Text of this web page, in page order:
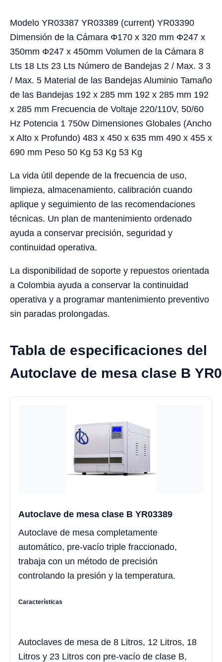
Modelo YR03387 YR03389 (current) YR03390
Dimensión de la Cámara Φ170 x 320 mm Φ247 x
350mm Φ247 x 450mm Volumen de la Cámara 8
Lts 18 Lts 23 Lts Número de Bandejas 2 / Max. 3 3
/ Max. 5 Material de las Bandejas Aluminio Tamaño
de las Bandejas 192 x 285 mm 192 x 285 mm 192
x 285 mm Frecuencia de Voltaje 220/110V, 50/60
Hz Potencia 1 750w Dimensiones Globales (Ancho
x Alto x Profundo) 483 x 450 x 635 mm 490 x 455 x
690 mm Peso 50 Kg 53 Kg 53 Kg
La vida útil depende de la frecuencia de uso,
limpieza, almacenamiento, calibración cuando
aplique y seguimiento de las recomendaciones
técnicas. Un plan de mantenimiento ordenado
ayuda a conservar precisión, seguridad y
continuidad operativa.
La disponibilidad de soporte y repuestos orientada
a Colombia ayuda a conservar la continuidad
operativa y a programar mantenimiento preventivo
sin paradas prolongadas.
Tabla de especificaciones del
Autoclave de mesa clase B
Autoclave de mesa clase B YR03389
Autoclave de mesa completamente
automático, pre-vacío triple fraccionado,
trabaja con un método de precisión
controlando la presión y la temperatura.
Características
Autoclaves de mesa de 8 Litros, 12 Litros, 18
Litros y 23 Litros con pre-vacío de clase B,